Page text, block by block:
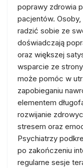
poprawy zdrowia
pacjentów. Osoby,
radzić sobie ze
doświadczają
oraz większej
wsparcie ze
może pomóc w
zapobieganiu
elementem
rozwijanie
stresem oraz
Psychiatrzy
po zakończeniu
regularne sesje